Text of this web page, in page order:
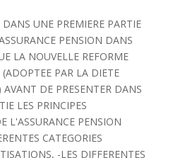
UNE PREMIERE PARTIE
PENSION DANS
LA NOUVELLE REFORME
PAR LA DIETE
DE PRESENTER DANS
LES PRINCIPES
L'ASSURANCE PENSION
CATEGORIES
-LES DIFFERENTES